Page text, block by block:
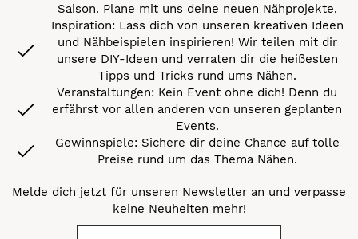
Saison. Plane mit uns deine neuen Nähprojekte.
Inspiration: Lass dich von unseren kreativen Ideen
und Nähbeispielen inspirieren! Wir teilen mit dir
unsere DIY-Ideen und verraten dir die heißesten
Tipps und Tricks rund ums Nähen.
Veranstaltungen: Kein Event ohne dich! Denn du
erfährst vor allen anderen von unseren geplanten
Events.
Gewinnspiele: Sichere dir deine Chance auf tolle
Preise rund um das Thema Nähen.
Melde dich jetzt für unseren Newsletter an und verpasse
keine Neuheiten mehr!